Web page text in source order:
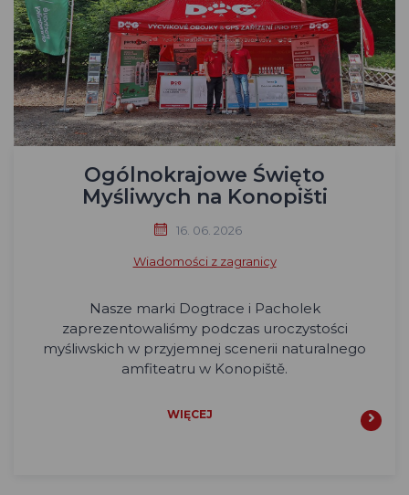
Ogólnokrajowe Święto
Myśliwych na Konopišti
16. 06. 2026
Wiadomości z zagranicy
Nasze marki Dogtrace i Pacholek
zaprezentowaliśmy podczas uroczystości
myśliwskich w przyjemnej scenerii naturalnego
amfiteatru w Konopiště.
WIĘCEJ